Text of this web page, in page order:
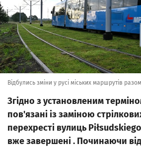
Відбулись зміни у русі міських маршрутів
Згідно з установленим
пов'язані із заміною
перехресті вулиць
вже завершені . Починаючи